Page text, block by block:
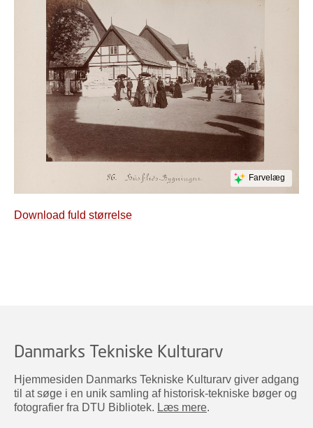
Farvelæg
Download fuld størrelse
Danmarks Tekniske Kulturarv
Hjemmesiden Danmarks Tekniske Kulturarv giver adgang
til at søge i en unik samling af historisk-tekniske bøger og
fotografier fra DTU Bibliotek. Læs mere.